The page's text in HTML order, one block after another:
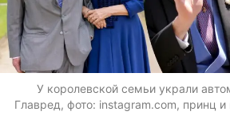
У королевской семьи украли
Главред, фото: instagram.com, принц